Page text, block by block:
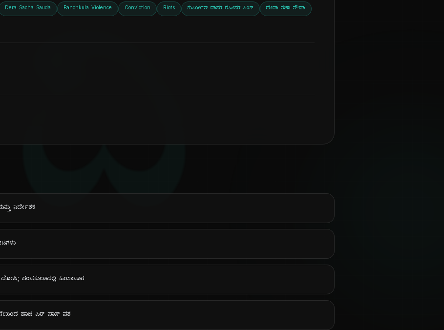
ದಿ
Dera Sacha Sauda Panchkula Violence Conviction Riots ಗುರ್ಮೀತ್ ರಾಮ್ ರಹೀಮ್ ಸಿಂಗ್ ದೇರಾ ಸಚಾ ಸೌದಾ
ನಿರ್ದೇಶಕ
ಪಂಚಕುಲಾದಲ್ಲಿ ಹಿಂಸಾಚಾರ
ಹಾಜಿ ಪಿರ್ ಪಾಸ್ ವಶ